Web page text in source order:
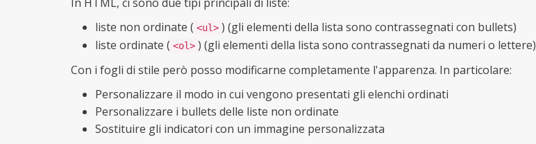
liste non ordinate ( <ul> ) (gli elementi della lista sono contrassegnati con bullets)
liste ordinate ( <ol> ) (gli elementi della lista sono contrassegnati da numeri o lettere)
Con i fogli di stile però posso modificarne completamente l'apparenza. In particolare:
Personalizzare il modo in cui vengono presentati gli elenchi ordinati
Personalizzare i bullets delle liste non ordinate
Sostituire gli indicatori con un immagine personalizzata